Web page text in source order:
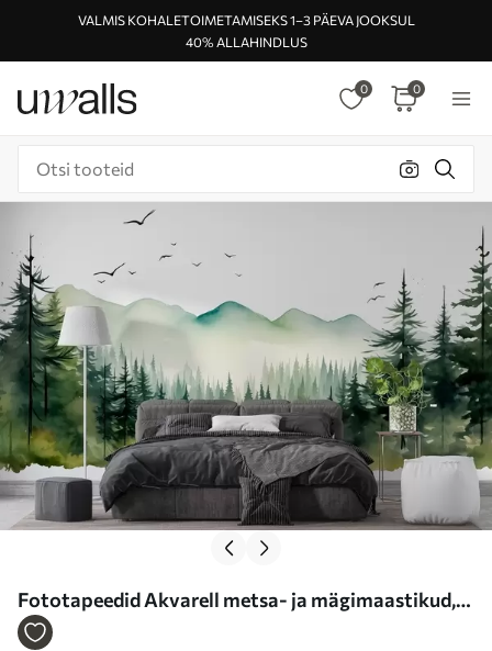
VALMIS KOHALETOIMETAMISEKS 1–3 PÄEVA JOOKSUL
40% ALLAHINDLUS
0 0
Fototapeedid Akvarell metsa- ja mägimaastikud,